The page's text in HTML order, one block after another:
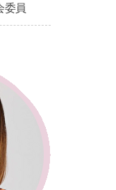
委員